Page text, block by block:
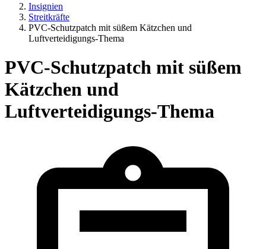
Insignien
Streitkräfte
PVC-Schutzpatch mit süßem Kätzchen und
Luftverteidigungs-Thema
PVC-Schutzpatch mit süßem
Kätzchen und
Luftverteidigungs-Thema